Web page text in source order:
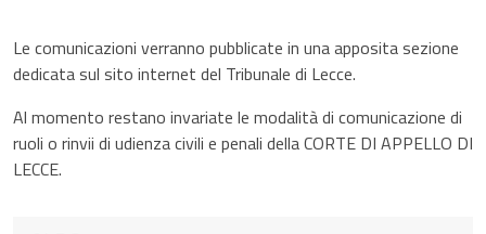
Le comunicazioni verranno pubblicate in una apposita sezione
dedicata sul sito internet del Tribunale di Lecce.
Al momento restano invariate le modalità di comunicazione di
ruoli o rinvii di udienza civili e penali della CORTE DI APPELLO DI
LECCE.